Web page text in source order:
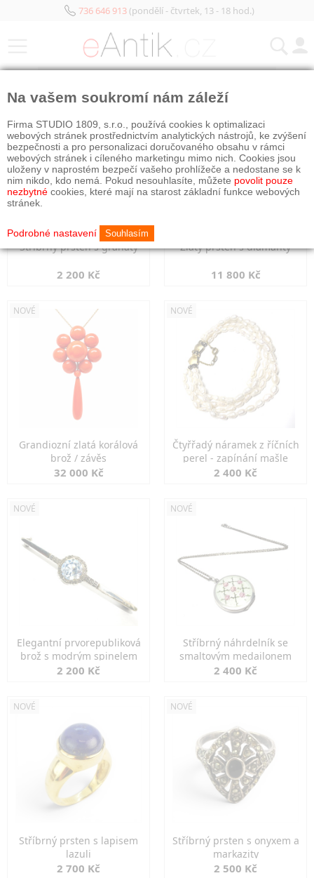
736 646 913(pondělí - čtvrtek, 13 - 18 hod.)
Stříbrný prsten s granáty
2 200 Kč
Zlatý prsten s diamanty
11 800 Kč
NOVÉ
Grandiozní zlatá korálová
brož / závěs
32 000 Kč
NOVÉ
Čtyřřadý náramek z říčních
perel - zapínání mašle
2 400 Kč
NOVÉ
Elegantní prvorepubliková
brož s modrým spinelem
2 200 Kč
NOVÉ
Stříbrný náhrdelník se
smaltovým medailonem
2 400 Kč
NOVÉ
Stříbrný prsten s lapisem
lazuli
2 700 Kč
NOVÉ
Stříbrný prsten s onyxem a
markazity
2 500 Kč
Na vašem soukromí nám záleží
Firma STUDIO 1809, s.r.o., používá cookies k optimalizaci
webových stránek prostřednictvím analytických nástrojů, ke zvýšení
bezpečnosti a pro personalizaci doručovaného obsahu v rámci
webových stránek i cíleného marketingu mimo nich. Cookies jsou
uloženy v naprostém bezpečí vašeho prohlížeče a nedostane se k
nim nikdo, kdo nemá. Pokud nesouhlasíte, můžete povolit pouze
nezbytné cookies, které mají na starost základní funkce webových
stránek.
Podrobné nastavení Souhlasím